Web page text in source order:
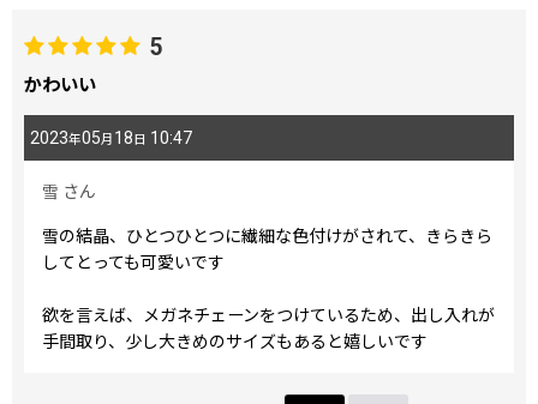
5
かわいい
2023年05月 18 日 10:47
雪 さん
雪の結晶、ひとつひとつに繊細な色付けがされて、きらきら
してとっても可愛いです
欲を言えば、メガネチェーンをつけているため、出し入れが
手間取り、少し大きめのサイズもあると嬉しいです